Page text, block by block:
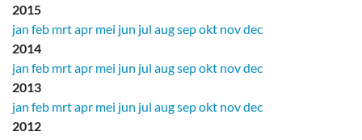
2015
jan feb mrtapr mei jun jul augsepokt novdec
2014
jan feb mrtapr mei jun jul augsepokt novdec
2013
jan feb mrtapr mei jun jul augsepokt novdec
2012